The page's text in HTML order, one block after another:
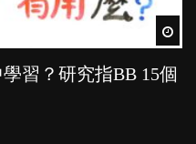
習？研究指BB 15個
自發學習取代獎勵
響
媽與在職媽媽的壓
母該制止還是放手？